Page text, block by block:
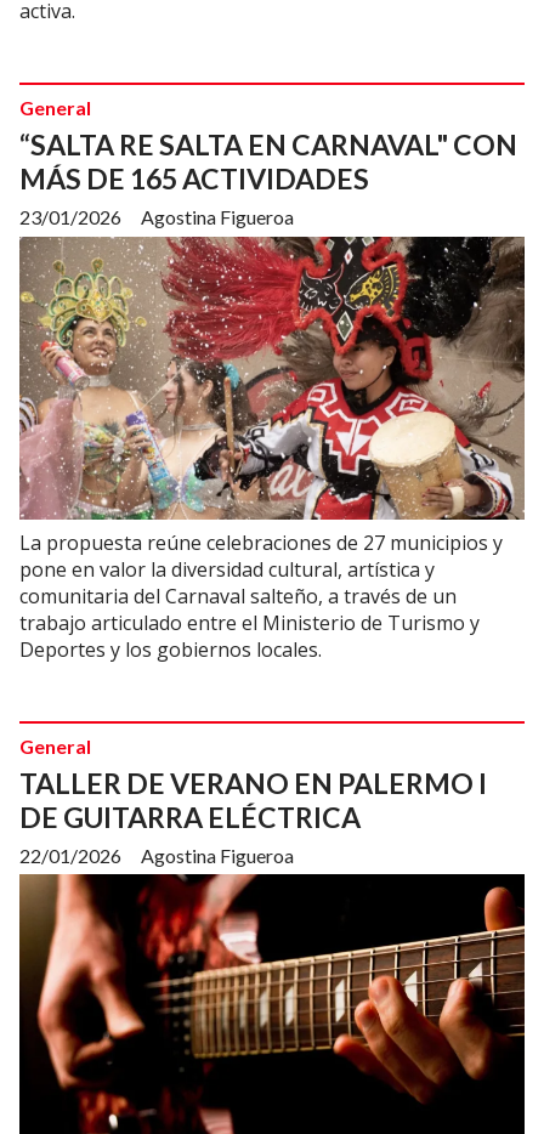
activa.
“SALTA RE SALTA EN CARNAVAL" CON
MÁS DE 165 ACTIVIDADES
Agostina Figueroa
General
23/01/2026
La propuesta reúne celebraciones de 27 municipios y
pone en valor la diversidad cultural, artística y
comunitaria del Carnaval salteño, a través de un
trabajo articulado entre el Ministerio de Turismo y
Deportes y los gobiernos locales.
TALLER DE VERANO EN PALERMO I
DE GUITARRA ELÉCTRICA
Agostina Figueroa
General
22/01/2026